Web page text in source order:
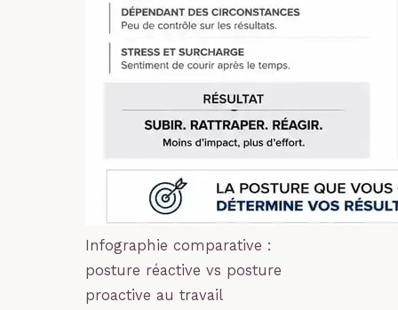
Infographie comparative :
posture réactive vs posture
proactive au travail